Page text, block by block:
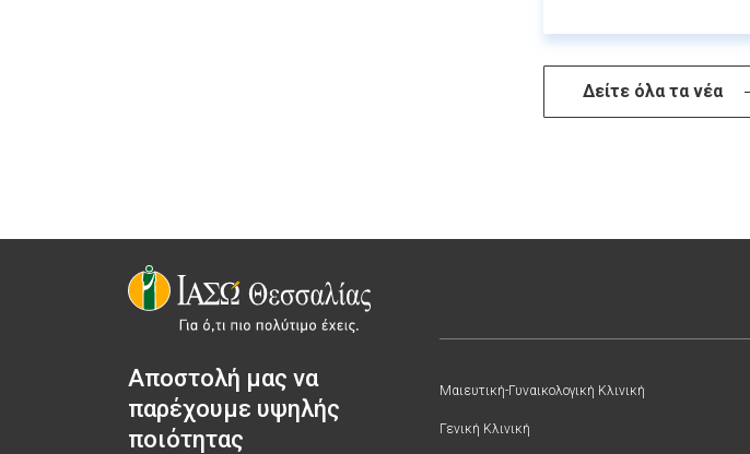
Δείτε όλα τα νέα
Αποστολή μας να
παρέχουμε υψηλής
ποιότητας
Μαιευτική-Γυναικολογική Κλινική
Γενική Κλινική